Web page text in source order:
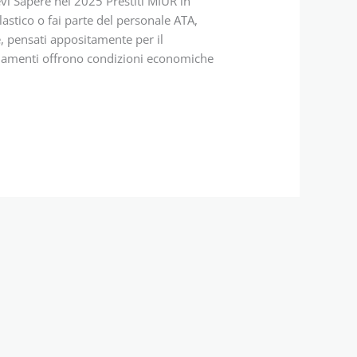
o fai parte del personale ATA,
pensati appositamente per il
offrono condizioni economiche